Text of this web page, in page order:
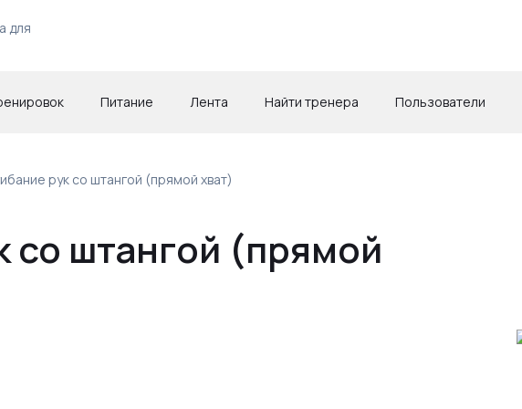
для
Питание Лента Найти тренера Пользователи
рук со штангой (прямой хват)
со штангой (прямой